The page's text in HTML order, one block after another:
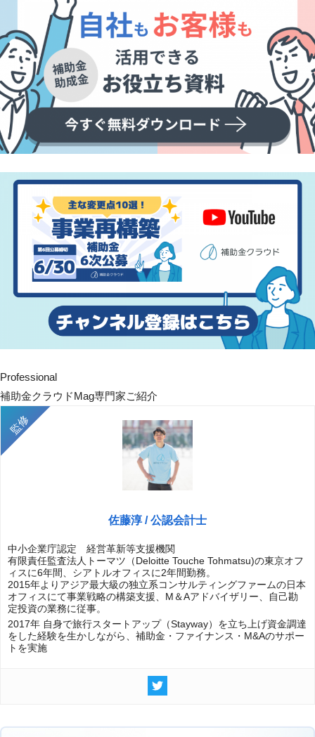
Professional
補助金クラウドMag専門家ご紹介
佐藤淳 / 公認会計士
中小企業庁認定 経営革新等支援機関
有限責任監査法人トーマツ（Deloitte Touche Tohmatsu)の東京オフ
ィスに6年間、シアトルオフィスに2年間勤務。
2015年よりアジア最大級の独立系コンサルティングファームの日本
オフィスにて事業戦略の構築支援、M＆Aアドバイザリー、自己勘
定投資の業務に従事。
2017年 自身で旅行スタートアップ（Stayway）を立ち上げ資金調達
をした経験を生かしながら、補助金・ファイナンス・M&Aのサポー
トを実施